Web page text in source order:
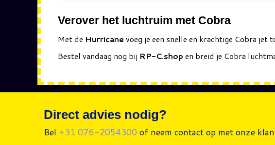
Verover het luchtruim met Cobra
Met de Hurricane voeg je een snelle en krachtige Cobra jet
Bestel vandaag nog bij RP-C.shop en breid je Cobra
Direct advies nodig?
Bel +31 076-2054300 of neem contact op met onze